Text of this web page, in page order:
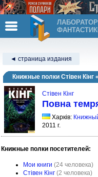
◄ страница издания
Книжные полки Стівен Кінг
Стівен Кінг
Повна
Харків:
2011 г.
Книжные полки посетителей:
Мои книги (24 человека)
Стівен Кінг (2 человека)